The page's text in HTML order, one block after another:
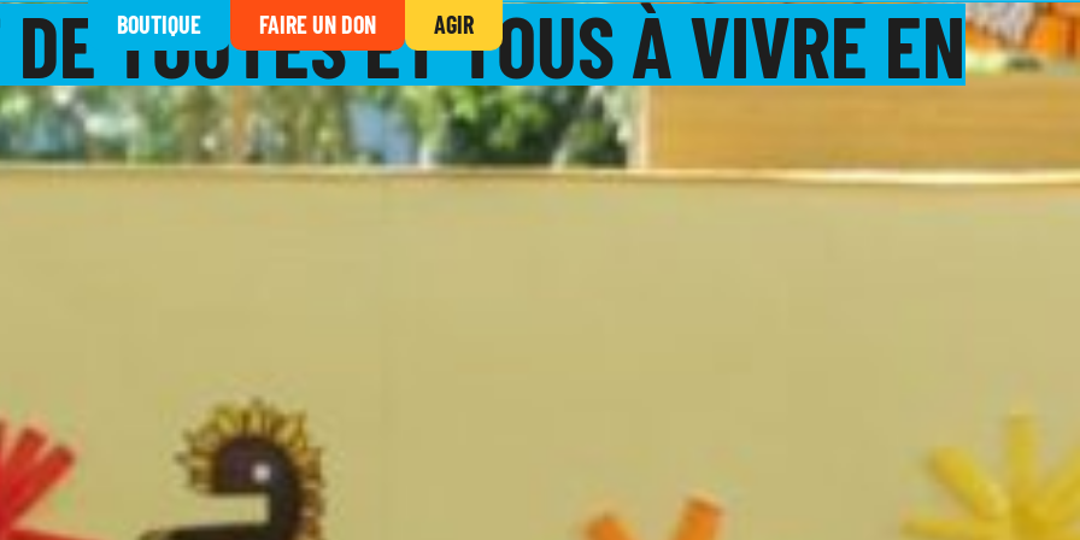
BOUTIQUE FAIRE UN DON AGIR
TOUTES ET TOUS À VIVRE EN